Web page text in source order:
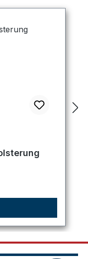
von 5 von 5 Sternen